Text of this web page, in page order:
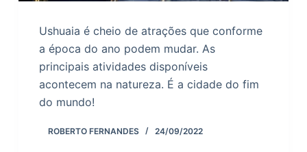
Ushuaia é cheio de atrações que conforme
a época do ano podem mudar. As
principais atividades disponíveis
acontecem na natureza. É a cidade do fim
do mundo!
ROBERTO FERNANDES 24/09/2022